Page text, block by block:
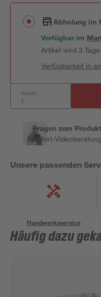
Abholung im
Verfügbar im
Artikel wird 3
Verfügbarkeit in
Anzahl:
Fragen zum
Sofort-
Unsere passenden
Handwerksservice
Häufig dazu